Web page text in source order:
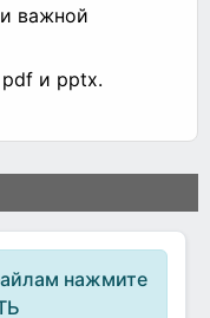
важной
pdf и pptx.
нажмите